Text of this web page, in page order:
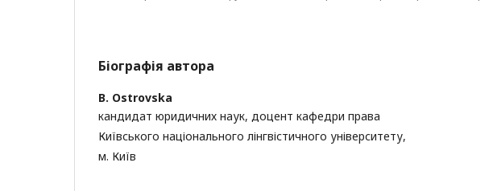
Біографія автора
B. Ostrovska
кандидат юридичних наук, доцент кафедри права
Київського національного лінгвістичного університету,
м. Київ